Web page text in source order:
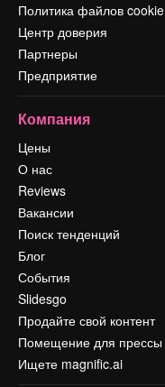
Политика файлов cookie
Центр доверия
Партнеры
Предприятие
Компания
Цены
О нас
Reviews
Вакансии
Поиск тенденций
Блог
События
Slidesgo
Продайте свой контент
Помещение для прессы
Ищете magnific.ai